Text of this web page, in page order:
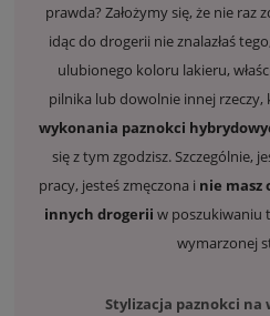
prawda? Założymy się, że nie raz
idąc do drogerii nie znalazłaś
ulubionego koloru lakieru,
pilnika lub dowolnie innej rzeczy,
wykonania paznokci
się z tym zgodzisz. Szczególnie,
pracy, jesteś zmęczona i nie masz
innych drogerii w poszukiwaniu
wymarzonej
Stylizacja paznokci na